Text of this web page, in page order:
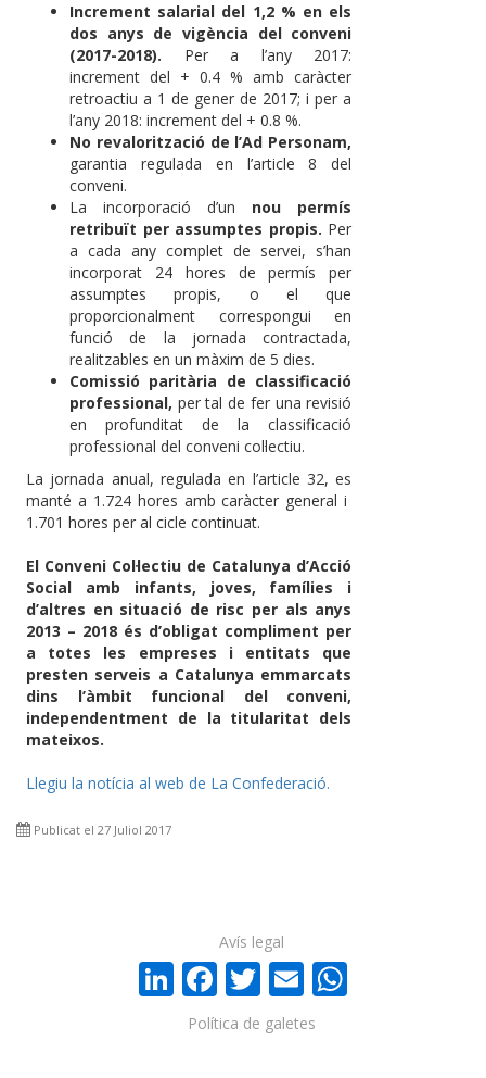
Increment salarial del 1,2 % en els
dos anys de vigència del conveni
(2017-2018). Per a l’any 2017:
increment del + 0.4 % amb caràcter
retroactiu a 1 de gener de 2017; i per a
l’any 2018: increment del + 0.8 %.
No revalorització de l’Ad Personam,
garantia regulada en l’article 8 del
conveni.
La incorporació d’un nou permís
retribuït per assumptes propis. Per
a cada any complet de servei, s’han
incorporat 24 hores de permís per
assumptes propis, o el que
proporcionalment correspongui en
funció de la jornada contractada,
realitzables en un màxim de 5 dies.
Comissió paritària de classificació
professional, per tal de fer una revisió
en profunditat de la classificació
professional del conveni col·lectiu.
La jornada anual, regulada en l’article 32, es
manté a 1.724 hores amb caràcter general i
1.701 hores per al cicle continuat.
El Conveni Col·lectiu de Catalunya d’Acció
Social amb infants, joves, famílies i
d’altres en situació de risc per als anys
2013 – 2018 és d’obligat compliment per
a totes les empreses i entitats que
presten serveis a Catalunya emmarcats
dins l’àmbit funcional del conveni,
independentment de la titularitat dels
mateixos.
Llegiu la notícia al web de La Confederació.
Publicat el 27 Juliol 2017
LinkedIn
Facebook
Twitter
Email
Política de galetes
Avís legal